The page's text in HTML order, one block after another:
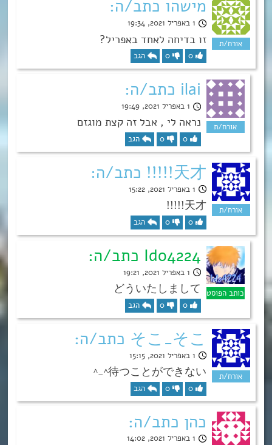
מישהו כתב/ה:
1 באפריל 2021, 19:34
זו בדיחה לאחד באפריל?
0
0 הגב
ilai כתב/ה:
1 באפריל 2021, 19:49
נראה לי , אבל זה קצת מוגזם
0
0 הגב
天才!!!!! כתב/ה:
1 באפריל 2021, 15:22
天才!!!!!
0
0 הגב
Ido4224 כתב/ה:
1 באפריל 2021, 19:21
どういたしまして
0
0 הגב
そこ_そこ כתב/ה:
1 באפריל 2021, 15:15
待つことができない⁦^_^
0
0 הגב
כהן כתב/ה:
1 באפריל 2021, 14:02